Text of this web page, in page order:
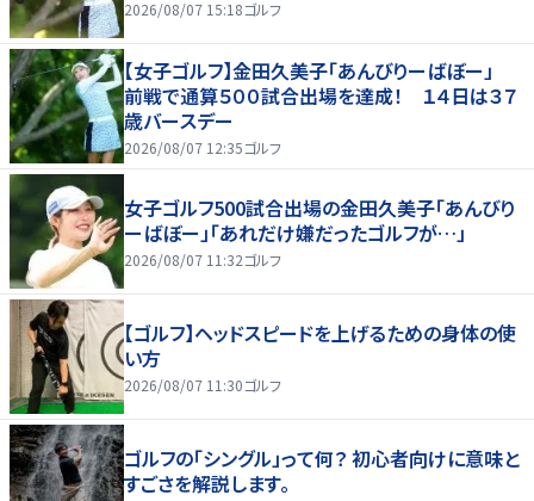
2026/08/07 15:18ゴルフ
【女子ゴルフ】金田久美子「あんびりーばぼー」
前戦で通算５００試合出場を達成！ １４日は３７
歳バースデー
2026/08/07 12:35ゴルフ
女子ゴルフ500試合出場の金田久美子「あんびり
ーばぼー」「あれだけ嫌だったゴルフが…」
2026/08/07 11:32ゴルフ
【ゴルフ】ヘッドスピードを上げるための身体の使
い方
2026/08/07 11:30ゴルフ
ゴルフの「シングル」って何？ 初心者向けに意味と
すごさを解説します。